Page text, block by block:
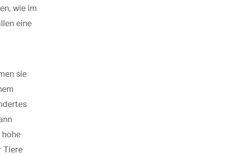
wie im
eine
sie
hohe
Tiere